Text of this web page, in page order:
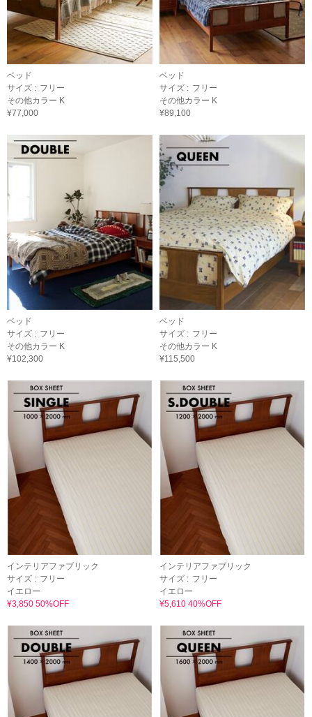
ベッド
サイズ : フリー
その他カラー K
¥77,000
ベッド
サイズ : フリー
その他カラー K
¥89,100
ベッド
サイズ : フリー
その他カラー K
¥102,300
ベッド
サイズ : フリー
その他カラー K
¥115,500
インテリアファブリック
サイズ : フリー
イエロー
¥3,850 50%OFF
インテリアファブリック
サイズ : フリー
イエロー
¥5,610 40%OFF